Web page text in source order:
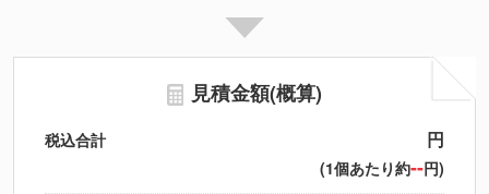
見積金額(概算)
税込合計 円
(1個あたり約--円)